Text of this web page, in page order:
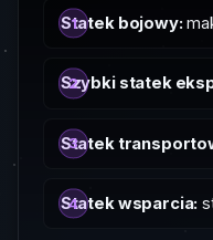
Statek bojowy:
Szybki statek
Statek
Statek wsparcia: